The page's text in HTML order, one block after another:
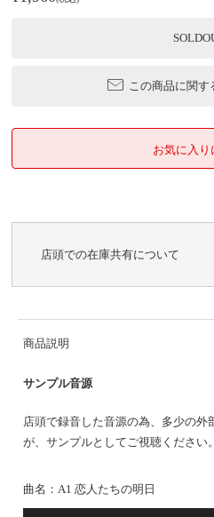
この商品に関す
店頭での在庫共有について
商品説明
サンプル音源
店頭で録音した音源の為、多少の外
が、サンプルとしてご視聴ください。
曲名： A1 恋人たちの明日
音